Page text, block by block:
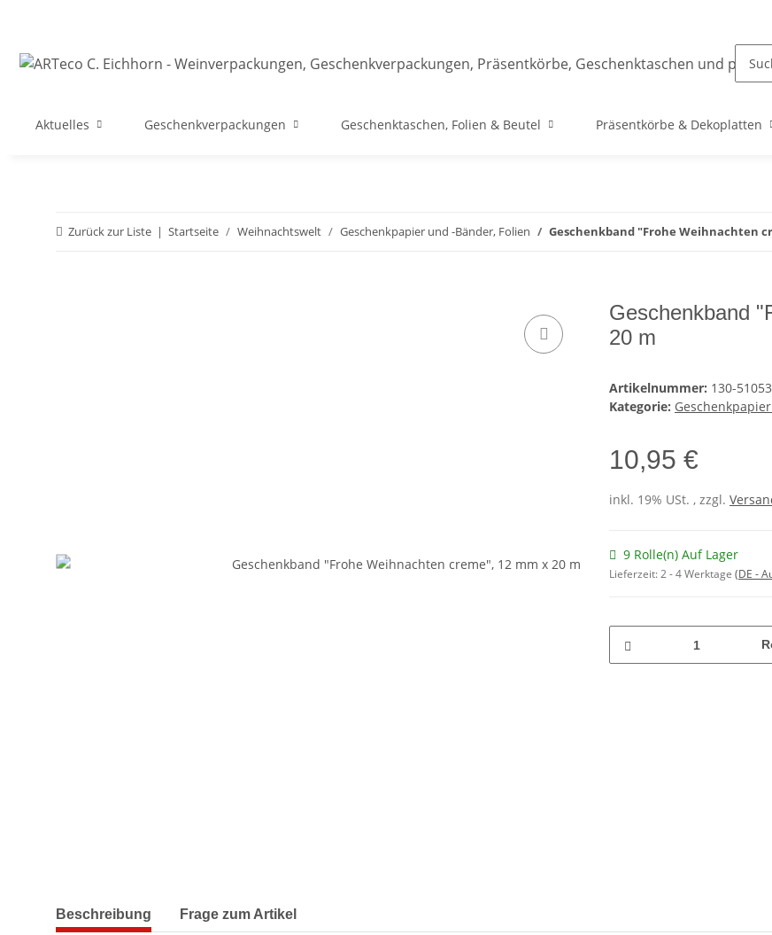
Aktuelles Geschenkverpackungen Geschenktaschen, Folien & Beutel Präsentkörbe & Dekoplatten
Zurück zur Liste Startseite Weihnachtswelt Geschenkpapier und -Bänder, Folien Geschenkband "Frohe Weihnachten
Geschenkband
20 m
Artikelnummer: 130-
Kategorie:
10,95 €
inkl. 19% USt. , zzgl.
9 Rolle(n) Auf Lager
Lieferzeit:2 - 4 Werktage (DE -
weitere Registerkarten anzeigen
Beschreibung Frage zum Artikel